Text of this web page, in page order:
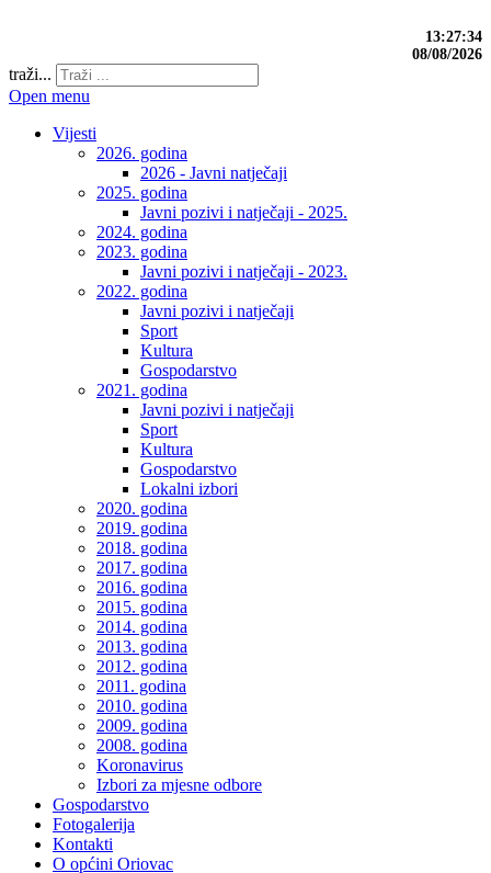
13:27:34
08/08/2026
traži...
Open menu
Vijesti
2026. godina
2026 - Javni natječaji
2025. godina
Javni pozivi i natječaji - 2025.
2024. godina
2023. godina
Javni pozivi i natječaji - 2023.
2022. godina
Javni pozivi i natječaji
Sport
Kultura
Gospodarstvo
2021. godina
Javni pozivi i natječaji
Sport
Kultura
Gospodarstvo
Lokalni izbori
2020. godina
2019. godina
2018. godina
2017. godina
2016. godina
2015. godina
2014. godina
2013. godina
2012. godina
2011. godina
2010. godina
2009. godina
2008. godina
Koronavirus
Izbori za mjesne odbore
Gospodarstvo
Fotogalerija
Kontakti
O općini Oriovac